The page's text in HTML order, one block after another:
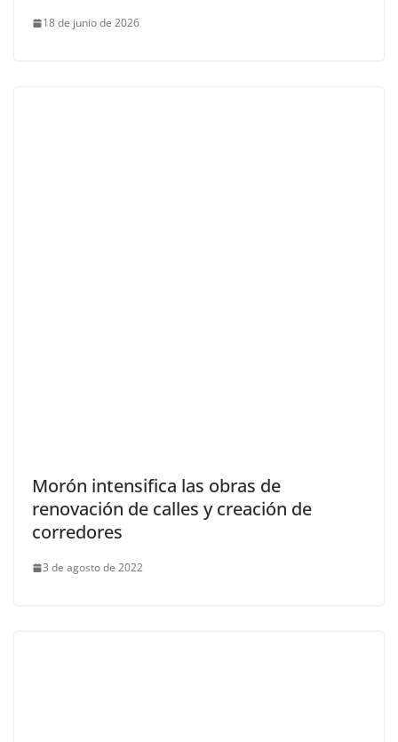
18 de junio de 2026
Morón intensifica las obras de
renovación de calles y creación de
corredores
3 de agosto de 2022